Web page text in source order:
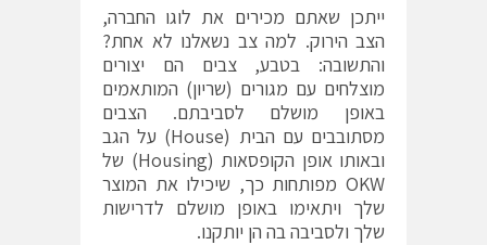
ייתכן שאתם מכירים את לוגו החברה,
הצב הירוק. למה צב נשאלנו לא אחת?
והתשובה: בטבע, צבים הם יצורים
מוצלחים עם מגורים (שריון) המותאמים
באופן מושלם לסביבתם. הצבים
מסתובבים עם הבית (House) על הגב
ובאותו אופן הקופסאות (Housing) של
OKW מפותחות כך, שיכילו את המוצר
שלך ויתאימו באופן מושלם לדרישות
שלך ולסביבה בה הן יותקנו.